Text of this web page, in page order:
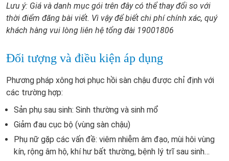
Lưu ý: Giá và danh mục gói trên đây có thể thay đổi so với
thời điểm đăng bài viết. Vì vậy để biết chi phí chính xác, quý
khách hàng vui lòng liên hệ tổng đài 19001806
Đối tượng và điều kiện áp dụng
Phương pháp xông hơi phục hồi sàn chậu được chỉ định với
các trường hợp:
Sản phụ sau sinh: Sinh thường và sinh mổ
Giảm đau cục bộ (vùng sàn chậu)
Phụ nữ gặp các vấn đề: viêm nhiễm âm đạo, mùi hôi vùng
kín, rộng âm hộ, khí hư bất thường, bệnh lý trĩ sau sinh…